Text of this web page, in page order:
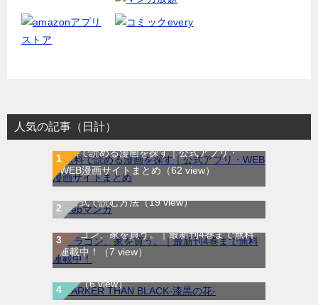
人気の記事（日計）
無料で読める漫画を探す｜公式アプリ・
WEB漫画サイトまとめ （62 view）
WEB漫画サイト一覧｜ブラウザで無料漫画
を公式で読む方法（19 view）
ドラゴン、家を買う。｜最新刊4巻まで無料
連載中！
（7 view）
DARKER THAN BLACK-漆黒の花-｜全4巻完
結！マンガUP!で最終巻まで全巻無料配信
中！（6 view）
テノゲカ｜最新刊第2巻！サンデーうぇぶり